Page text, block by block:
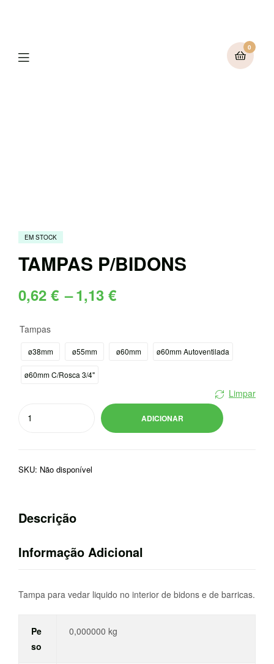
0
Menu
EM STOCK
TAMPAS P/BIDONS
0,62 € –1,13 €
Price
range:
0,62 €
through
Tampas
ø38mm ø55mm ø60mm ø60mm Autoventilada
ø60mm C/Rosca 3/4"
Limpar
ADICIONAR
SKU: Não disponível
Descrição
Informação Adicional
Tampa para vedar liquido no interior de bidons e de barricas.
Pe
so
0,000000 kg